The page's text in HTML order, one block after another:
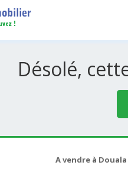
Désolé,
A vendre à Douala